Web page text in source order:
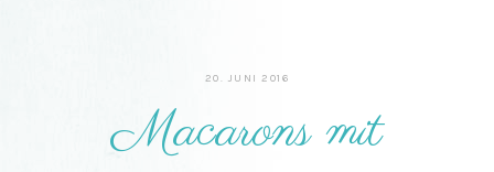
20. JUNI 2016
Macarons mit